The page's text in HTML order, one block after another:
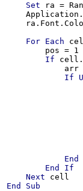
Set ra =
For Each
        pos = 1
If
If
End
End
If
Next
End
Sub